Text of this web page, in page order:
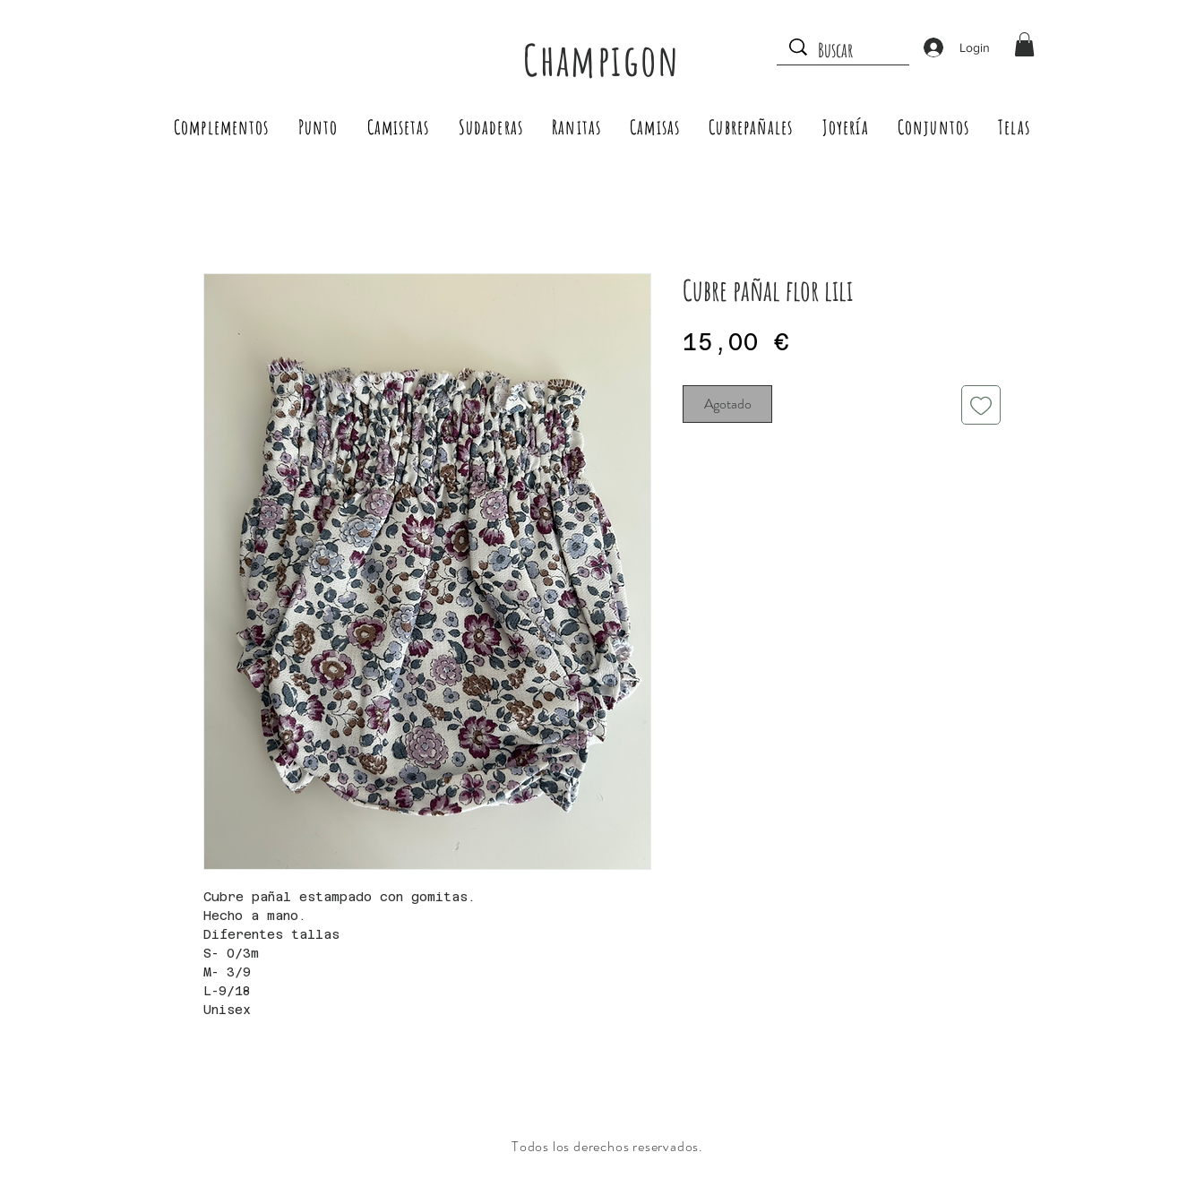
Champigon Login
Complementos Punto Camisetas Sudaderas Ranitas Camisas Cubrepañales Joyería Conjuntos Telas
Cubre pañal estampado con gomitas.
Hecho a mano.
Diferentes tallas
S- 0/3m
M- 3/9
L-9/18
Unisex
Cubre pañal flor lili
15,00 €
Agotado
Todos los derechos reservados.